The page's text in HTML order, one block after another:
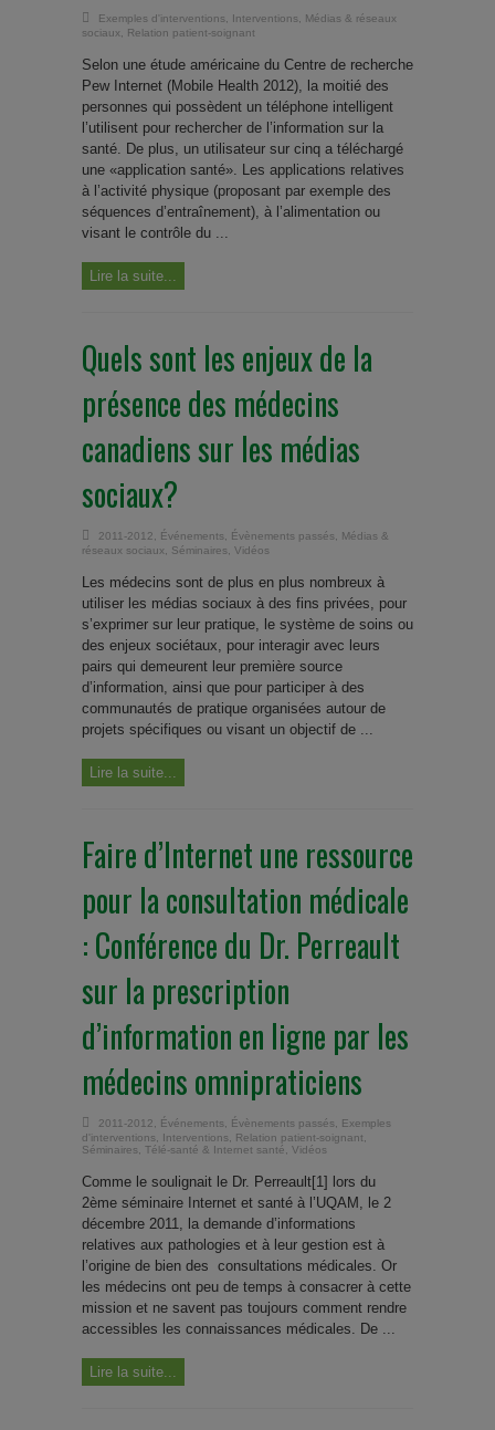
Exemples d'interventions Interventions
Médias & réseaux
sociaux
Relation patient-soignant
Selon une étude américaine du Centre de recherche
Pew Internet (Mobile Health 2012), la moitié des
personnes qui possèdent un téléphone intelligent
l’utilisent pour rechercher de l’information sur la
santé. De plus, un utilisateur sur cinq a téléchargé
une «application santé». Les applications relatives
à l’activité physique (proposant par exemple des
séquences d’entraînement), à l’alimentation ou
visant le contrôle du ...
Lire la suite...
Quels sont les enjeux de la
présence des médecins
canadiens sur les médias
sociaux?
2011-2012 Événements Évènements passés
Médias &
réseaux sociaux
Séminaires Vidéos
Les médecins sont de plus en plus nombreux à
utiliser les médias sociaux à des fins privées, pour
s’exprimer sur leur pratique, le système de soins ou
des enjeux sociétaux, pour interagir avec leurs
pairs qui demeurent leur première source
d’information, ainsi que pour participer à des
communautés de pratique organisées autour de
projets spécifiques ou visant un objectif de ...
Lire la suite...
Faire d’Internet une ressource
pour la consultation médicale
: Conférence du Dr. Perreault
sur la prescription
d’information en ligne par les
médecins omnipraticiens
2011-2012 Événements Évènements passés
Exemples
d'interventions
Interventions Relation patient-soignant
Séminaires Télé-santé & Internet santé Vidéos
Comme le soulignait le Dr. Perreault[1] lors du
2ème séminaire Internet et santé à l’UQAM, le 2
décembre 2011, la demande d’informations
relatives aux pathologies et à leur gestion est à
l’origine de bien des consultations médicales. Or
les médecins ont peu de temps à consacrer à cette
mission et ne savent pas toujours comment rendre
accessibles les connaissances médicales. De ...
Lire la suite...